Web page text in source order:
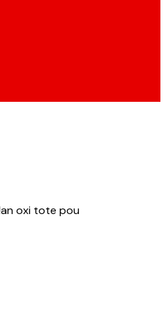
oxi tote pou